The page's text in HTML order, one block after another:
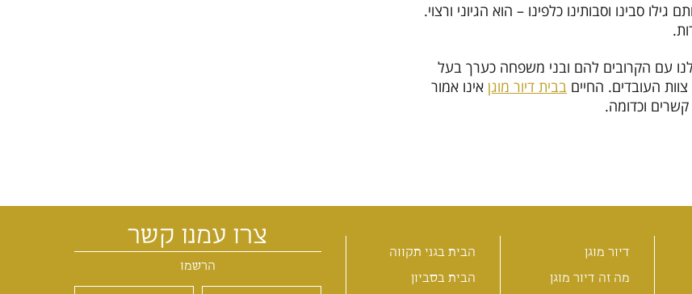
סבינו וסבותינו כלפינו – הוא הגיוני ורצוי.
עם הקרובים להם ובני משפחה כערך בעל
העובדים. החיים בבית דיור מוגן אינו אמור
וכדומה.
דיור מוגן
מה זה דיור מוגן
הבית בגני תקווה
הבית בסביון
צרו עמנו קשר
הרשמו